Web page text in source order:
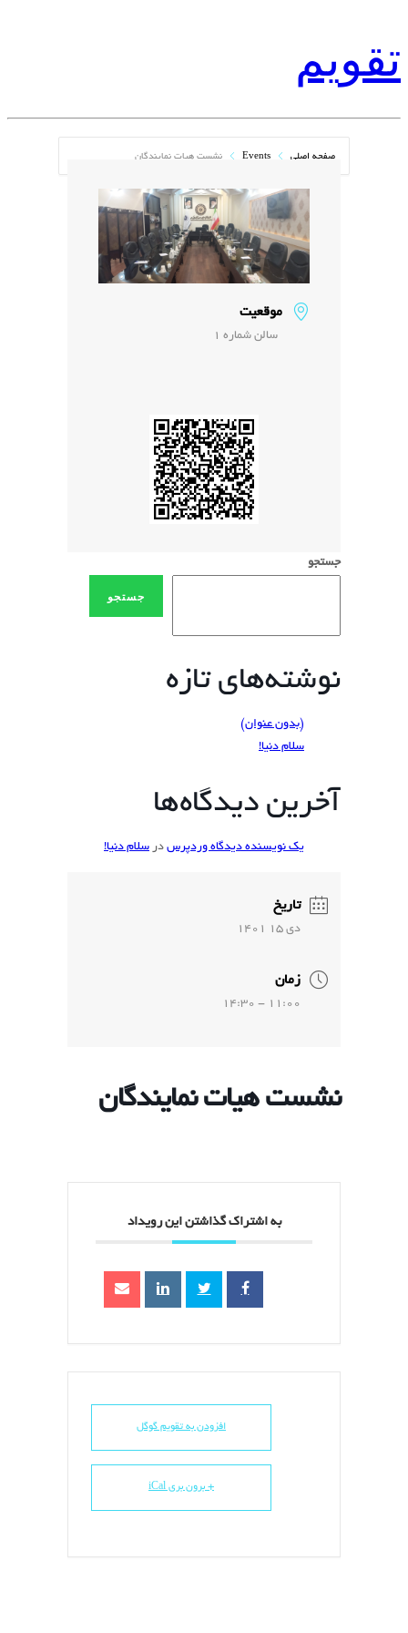
تقویم
صفحه اصلی Events نشست هیات نمایندگان
موقعیت
سالن شماره 1
جستجو
جستجو
نوشته‌های تازه
(بدون عنوان)
سلام دنیا!
آخرین دیدگاه‌ها
یک نویسنده دیدگاه وردپرس در سلام دنیا!
تاریخ
دي 15 1401
زمان
11:00 - 14:30
نشست هیات نمایندگان
به اشتراک گذاشتن این رویداد
افزودن به تقویم گوگل
+ برون بری iCal